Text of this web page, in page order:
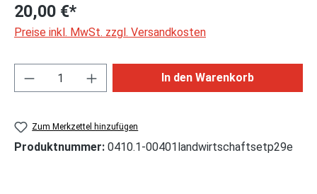
20,00 €*
Preise inkl. MwSt. zzgl. Versandkosten
Produkt Anzahl: Gib den gewünschten
In den Warenkorb
Zum Merkzettel hinzufügen
Produktnummer: 0410.1-00401landwirtschaftsetp29e